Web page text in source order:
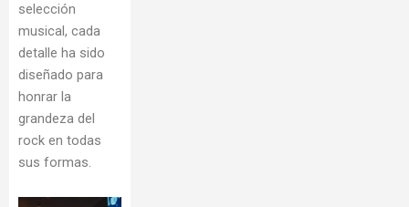
selección
musical, cada
detalle ha sido
diseñado para
honrar la
grandeza del
rock en todas
sus formas.